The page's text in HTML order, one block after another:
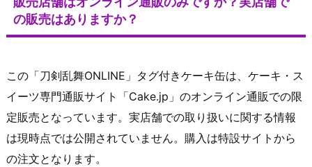
の販売はありますか？
この「刀剣乱舞ONLINE」タグ付きケーキ缶は、ケーキ・ス
イーツ専門通販サイト「Cake.jp」のオンライン通販での限
定販売となっています。実店舗での取り扱いに関する情報
は現時点では公開されていません。購入は特設サイトから
の注文となります。